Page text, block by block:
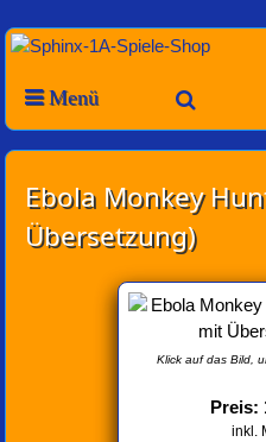
Menü
Ebola Monkey
Übersetzung)
Klick auf das Bild,
Preis:
inkl.